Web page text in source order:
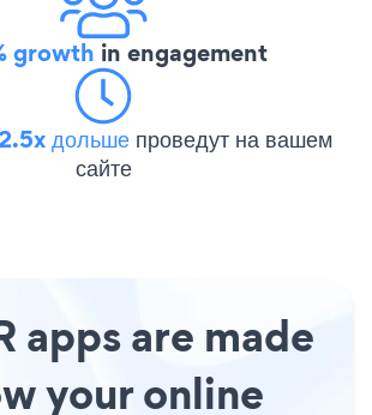
growth in engagement
дольше проведут на вашем
сайте
apps are made
your online